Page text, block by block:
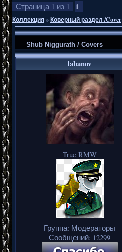
Страница 1 из 1 1
Коллекция»Коверный раздел /Cover
Shub Niggurath / Covers
labanov
True RMW
Группа: Модераторы
Сообщений: 12299